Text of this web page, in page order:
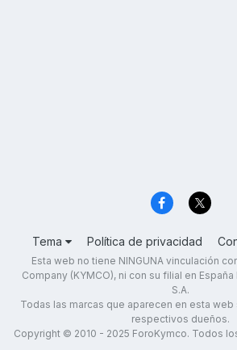
Tema Política de privacidad
Esta web no tiene NINGUNA vinculación
Company (KYMCO), ni con su filial en
S.A.
Todas las marcas que aparecen en esta
respectivos dueños.
Copyright © 2010 - 2025 ForoKymco. Todos